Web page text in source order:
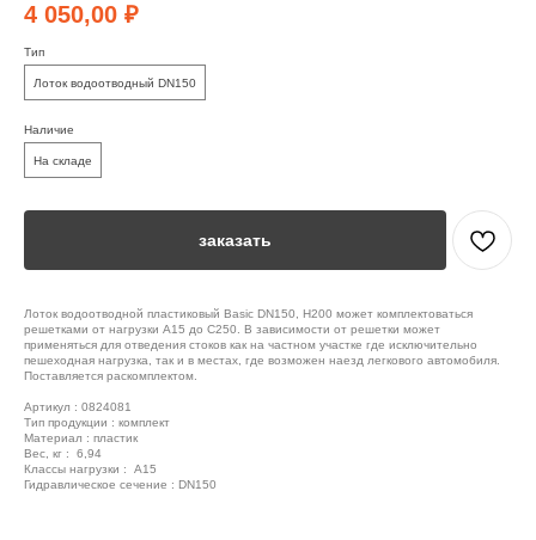
4 050,00 ₽
Тип
Лоток водоотводный DN150
Наличие
На складе
заказать
Лоток водоотводной пластиковый Basic DN150, H200 может комплектоваться
решетками от нагрузки А15 до С250. В зависимости от решетки может
применяться для отведения стоков как на частном участке где исключительно
пешеходная нагрузка, так и в местах, где возможен наезд легкового автомобиля.
Поставляется раскомплектом.
Артикул : 0824081
Тип продукции : комплект
Материал : пластик
Вес, кг : 6,94
Класcы нагрузки : A15
Гидравлическое сечение : DN150